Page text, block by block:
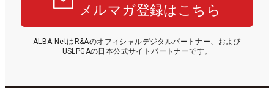
メルマガ登録はこちら
ALBA NetはR&Aのオフィシャルデジタルパートナー、および
USLPGAの日本公式サイトパートナーです。